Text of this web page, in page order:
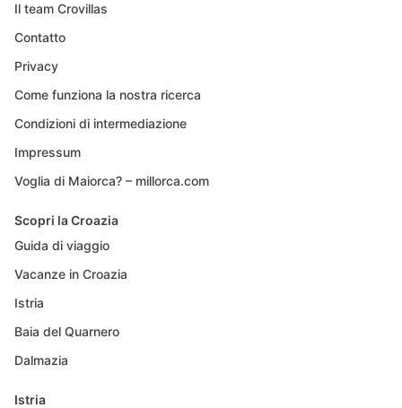
Il team Crovillas
Contatto
Privacy
Come funziona la nostra ricerca
Condizioni di intermediazione
Impressum
Voglia di Maiorca? – millorca.com
Scopri la Croazia
Guida di viaggio
Vacanze in Croazia
Istria
Baia del Quarnero
Dalmazia
Istria